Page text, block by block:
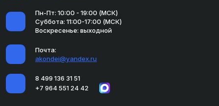
Пн-Пт: 10:00 - 19:00 (МСК)
Суббота: 11:00-17:00 (МСК)
Воскресенье: выходной
Почта:
akondei@yandex.ru
8 499 136 31 51
+7 964 551 24 42